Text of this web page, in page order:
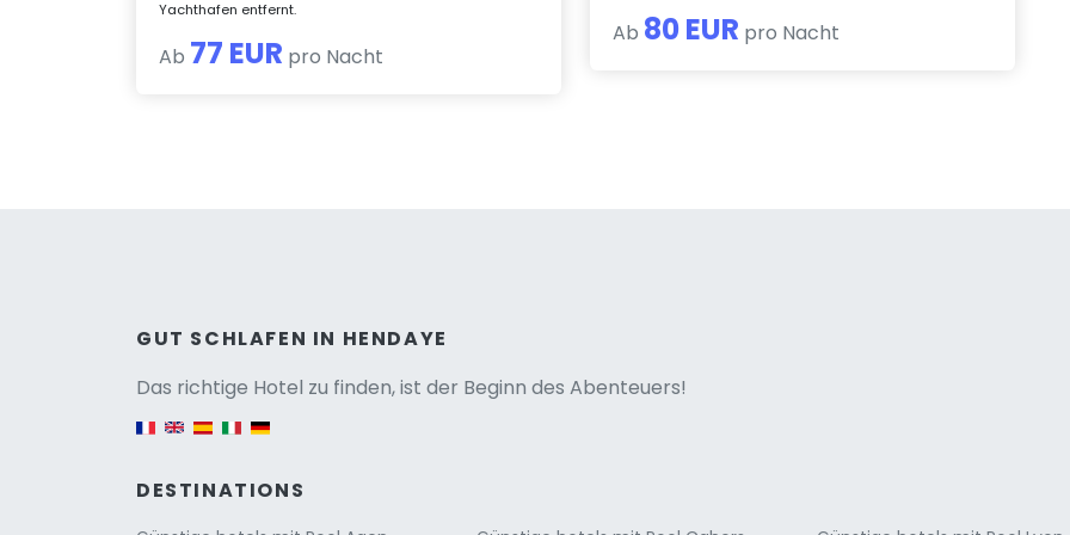
Yachthafen entfernt.
Ab 77 EUR pro Nacht
Ab 80 EUR pro Nacht
GUT SCHLAFEN IN HENDAYE
Das richtige Hotel zu finden, ist der Beginn des Abenteuers!
Versione
DESTINATIONS